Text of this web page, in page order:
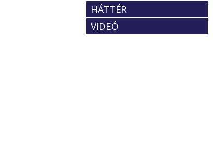
HÁTTÉR
VIDEÓ